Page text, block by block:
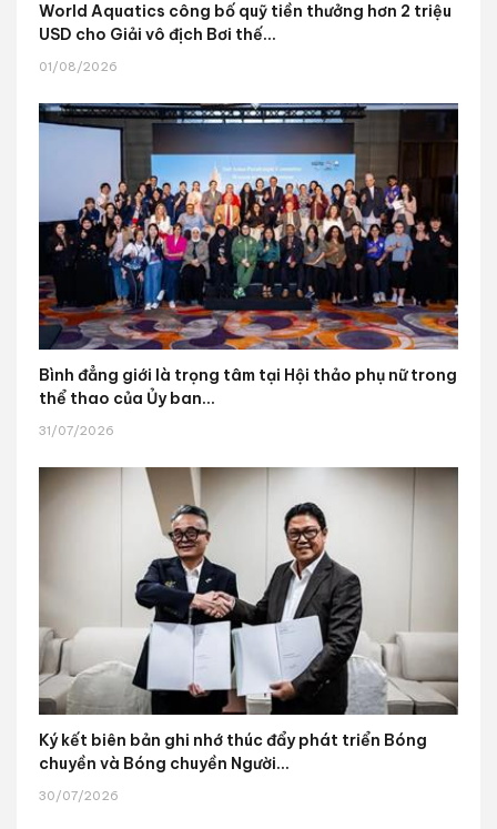
World Aquatics công bố quỹ tiền thưởng hơn 2 triệu
USD cho Giải vô địch Bơi thế...
01/08/2026
Bình đẳng giới là trọng tâm tại Hội thảo phụ nữ trong
thể thao của Ủy ban...
31/07/2026
Ký kết biên bản ghi nhớ thúc đẩy phát triển Bóng
chuyền và Bóng chuyền Người...
30/07/2026